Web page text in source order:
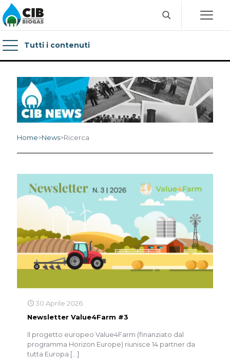
Tutti i contenuti
Home>News>Ricerca
30 Aprile 2026
Newsletter Value4Farm #3
Il progetto europeo Value4Farm (finanziato dal
programma Horizon Europe) riunisce 14 partner da
tutta Europa […]